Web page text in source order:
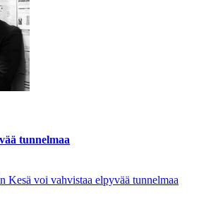
tunnelmaa
Kesä voi vahvistaa elpyvää tunnelmaa